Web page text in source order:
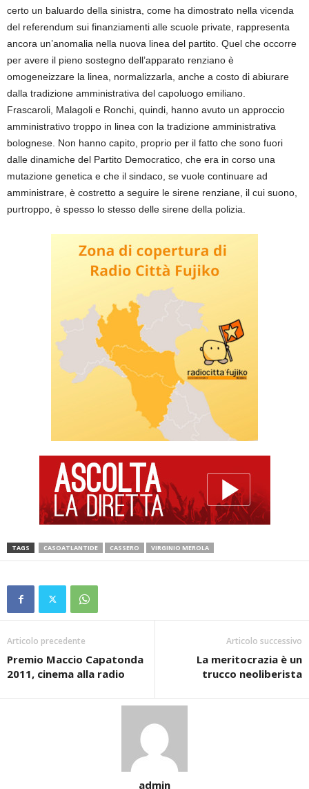
certo un baluardo della sinistra, come ha dimostrato nella vicenda
del referendum sui finanziamenti alle scuole private, rappresenta
ancora un’anomalia nella nuova linea del partito. Quel che occorre
per avere il pieno sostegno dell’apparato renziano è
omogeneizzare la linea, normalizzarla, anche a costo di abiurare
dalla tradizione amministrativa del capoluogo emiliano.
Frascaroli, Malagoli e Ronchi, quindi, hanno avuto un approccio
amministrativo troppo in linea con la tradizione amministrativa
bolognese. Non hanno capito, proprio per il fatto che sono fuori
dalle dinamiche del Partito Democratico, che era in corso una
mutazione genetica e che il sindaco, se vuole continuare ad
amministrare, è costretto a seguire le sirene renziane, il cui suono,
purtroppo, è spesso lo stesso delle sirene della polizia.
TAGS CASOATLANTIDE CASSERO VIRGINIO MEROLA
Articolo precedente
Premio Maccio Capatonda
2011, cinema alla radio
Articolo successivo
La meritocrazia è un
trucco neoliberista
admin